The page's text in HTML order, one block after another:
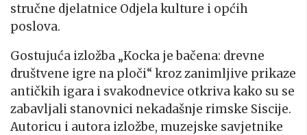
stručne djelatnice Odjela kulture i općih
poslova.
Gostujuća izložba „Kocka je bačena: drevne
društvene igre na ploči“ kroz zanimljive prikaze
antičkih igara i svakodnevice otkriva kako su se
zabavljali stanovnici nekadašnje rimske Siscije.
Autoricu i autora izložbe, muzejske savjetnike